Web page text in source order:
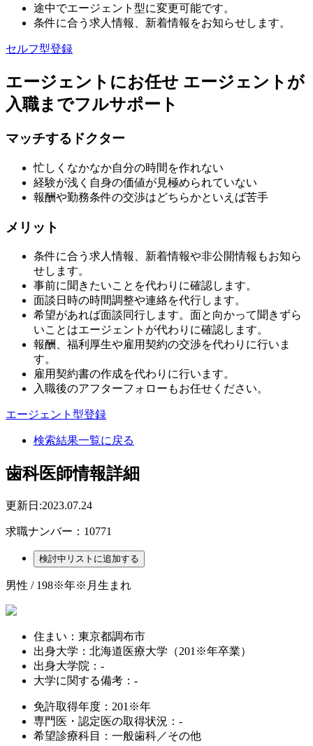
途中でエージェント型に変更可能です。
条件に合う求人情報、新着情報をお知らせします。
セルフ型登録
エージェントにお任せ エージェントが
入職までフルサポート
マッチするドクター
忙しくなかなか自分の時間を作れない
経験が浅く自身の価値が見極められていない
報酬や勤務条件の交渉はどちらかといえば苦手
メリット
条件に合う求人情報、新着情報や非公開情報もお知ら
せします。
事前に聞きたいことを代わりに確認します。
面談日時の時間調整や連絡を代行します。
希望があれば面談同行します。面と向かって聞きずら
いことはエージェントが代わりに確認します。
報酬、福利厚生や雇用契約の交渉を代わりに行いま
す。
雇用契約書の作成を代わりに行います。
入職後のアフターフォローもお任せください。
エージェント型登録
検索結果一覧に戻る
歯科医師情報詳細
更新日:2023.07.24
求職ナンバー：10771
男性 / 198※年※月生まれ
住まい： 東京都調布市
出身大学： 北海道医療大学（201※年卒業）
出身大学院： -
大学に関する備考： -
免許取得年度： 201※年
専門医・認定医の取得状況： -
希望診療科目： 一般歯科／その他